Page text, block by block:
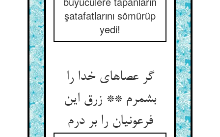
şatafatlarını sömürüp
yedi!
گر عصاهای خدا را
بشمرم ** زرق این
فرعونیان را بر درم